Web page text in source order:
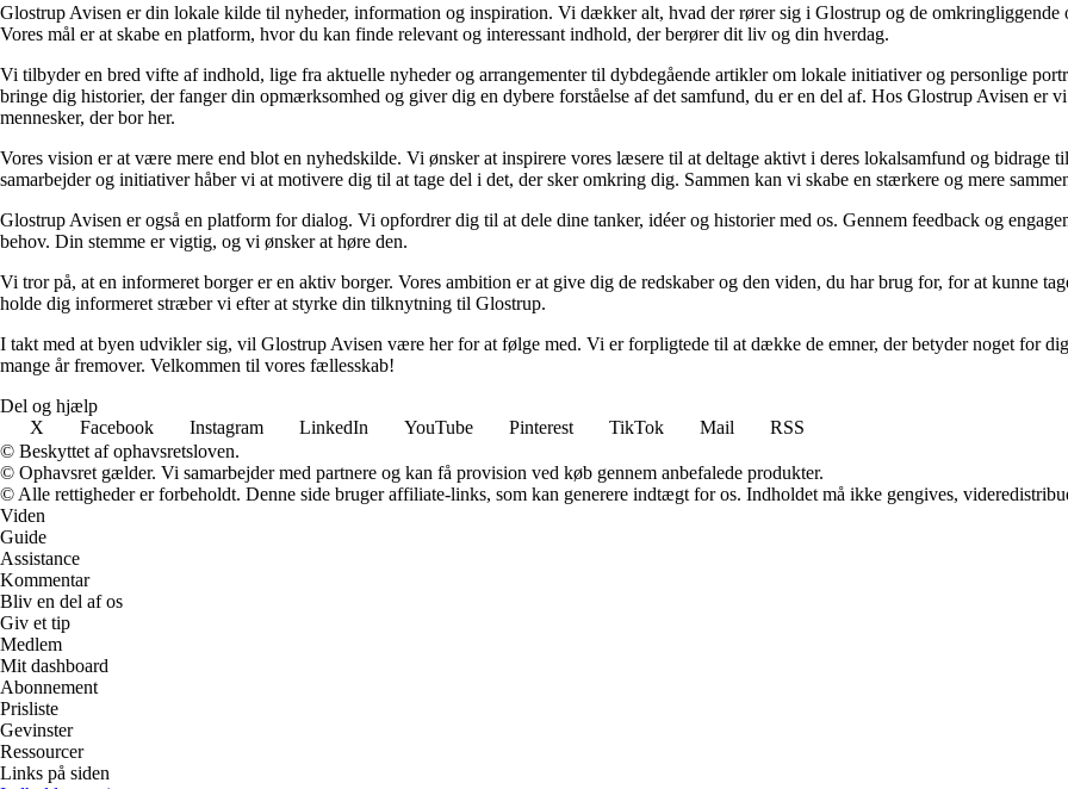
Glostrup Avisen er din lokale kilde til nyheder, information og inspiration. Vi dækker alt, hvad der rører sig i Glostrup og de omkringliggende
Vores mål er at skabe en platform, hvor du kan finde relevant og interessant indhold, der berører dit liv og din hverdag.
Vi tilbyder en bred vifte af indhold, lige fra aktuelle nyheder og arrangementer til dybdegående artikler om lokale initiativer og personlige
bringe dig historier, der fanger din opmærksomhed og giver dig en dybere forståelse af det samfund, du er en del af. Hos Glostrup Avisen er
mennesker, der bor her.
Vores vision er at være mere end blot en nyhedskilde. Vi ønsker at inspirere vores læsere til at deltage aktivt i deres lokalsamfund og
samarbejder og initiativer håber vi at motivere dig til at tage del i det, der sker omkring dig. Sammen kan vi skabe en stærkere og mere
Glostrup Avisen er også en platform for dialog. Vi opfordrer dig til at dele dine tanker, idéer og historier med os. Gennem feedback og
behov. Din stemme er vigtig, og vi ønsker at høre den.
Vi tror på, at en informeret borger er en aktiv borger. Vores ambition er at give dig de redskaber og den viden, du har brug for, for at kunne
holde dig informeret stræber vi efter at styrke din tilknytning til Glostrup.
I takt med at byen udvikler sig, vil Glostrup Avisen være her for at følge med. Vi er forpligtede til at dække de emner, der betyder noget for
mange år fremover. Velkommen til vores fællesskab!
Del og hjælp
X
Facebook Instagram LinkedIn YouTube Pinterest TikTok Mail
RSS
© Beskyttet af ophavsretsloven.
© Ophavsret gælder. Vi samarbejder med partnere og kan få provision ved køb gennem anbefalede produkter.
© Alle rettigheder er forbeholdt. Denne side bruger affiliate-links, som kan generere indtægt for os. Indholdet må ikke gengives,
Viden
Guide
Assistance
Kommentar
Bliv en del af os
Giv et tip
Medlem
Mit dashboard
Abonnement
Prisliste
Gevinster
Ressourcer
Links på siden